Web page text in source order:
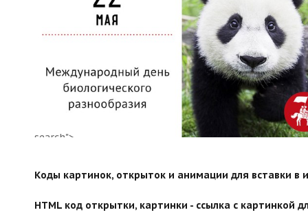
search">
Коды картинок, открыток и анимации для вставки в
HTML код открытки, картинки - ссылка с картинкой